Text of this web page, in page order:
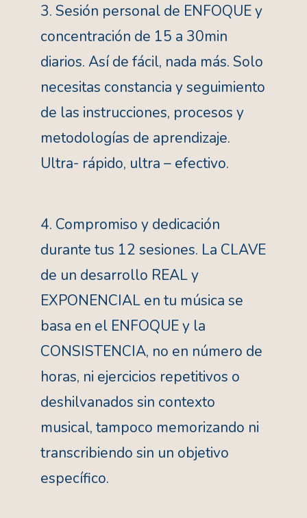
3. Sesión personal de ENFOQUE y
concentración de 15 a 30min
diarios. Así de fácil, nada más. Solo
necesitas constancia y seguimiento
de las instrucciones, procesos y
metodologías de aprendizaje.
Ultra- rápido, ultra – efectivo.
4. Compromiso y dedicación
durante tus 12 sesiones. La CLAVE
de un desarrollo REAL y
EXPONENCIAL en tu música se
basa en el ENFOQUE y la
CONSISTENCIA, no en número de
horas, ni ejercicios repetitivos o
deshilvanados sin contexto
musical, tampoco memorizando ni
transcribiendo sin un objetivo
específico.